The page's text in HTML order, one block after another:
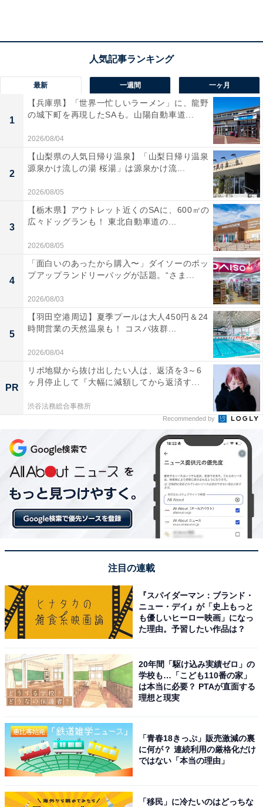
最新 一週間 一ヶ月
1
【兵庫県】「世界一忙しいラーメン」に、龍野
の城下町を再現したSAも。山陽自動車道...
2026/08/04
2
【山梨県の人気日帰り温泉】「山梨日帰り温泉
源泉かけ流しの湯 桜湯」は源泉かけ流...
2026/08/05
3
【栃木県】アウトレット近くのSAに、600㎡の
広々ドッグランも！ 東北自動車道の...
2026/08/05
4
「面白いのあったから購入〜」ダイソーのポッ
プアップランドリーバッグが話題。“さま...
2026/08/03
5
【羽田空港周辺】夏季プールは大人450円＆24
時間営業の天然温泉も！ コスパ抜群...
2026/08/04
PR
リボ地獄から抜け出したい人は、返済を3～6
ヶ月停止して『大幅に減額してから返済す...
渋谷法務総合事務所
Recommended by
注目の連載
『スパイダーマン：ブランド・
ニュー・デイ』が「史上もっと
も優しいヒーロー映画」になっ
た理由。予習したい作品は？
20年間「駆け込み実績ゼロ」の
学校も…「こども110番の家」
は本当に必要？ PTAが直面する
理想と現実
「青春18きっぷ」販売激減の裏
に何が？ 連続利用の厳格化だけ
ではない「本当の理由」
「移民」に冷たいのはどっちな